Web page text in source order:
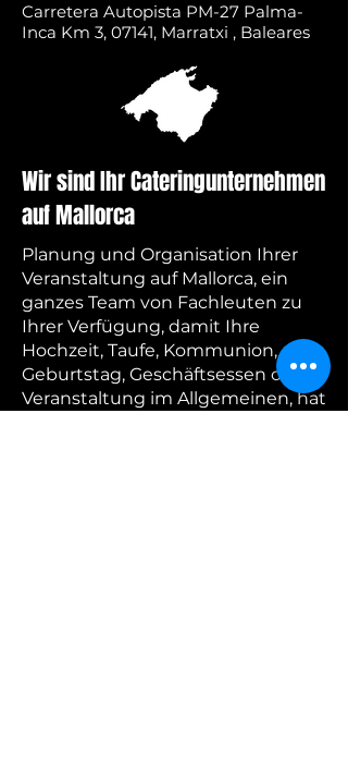
Carretera Autopista PM-27 Palma-
Inca Km 3, 07141, Marratxi , Baleares
Wir sind Ihr Cateringunternehmen
auf Mallorca
Planung und Organisation Ihrer
Veranstaltung auf Mallorca, ein
ganzes Team von Fachleuten zu
Ihrer Verfügung, damit Ihre
Hochzeit, Taufe, Kommunion,
Geburtstag, Geschäftsessen oder
Veranstaltung im Allgemeinen, hat